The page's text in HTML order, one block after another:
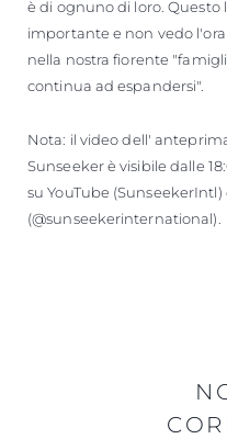
è di ognuno di loro. Questo
importante e non vedo
nella nostra fiorente
continua ad espandersi".
Nota: il video dell'
Sunseeker è visibile dalle
su YouTube (SunseekerIntl)
(@sunseekerinternational).